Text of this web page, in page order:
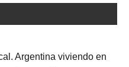
Argentina viviendo en